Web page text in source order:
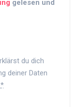
gelesen und
du dich
deiner Daten
*